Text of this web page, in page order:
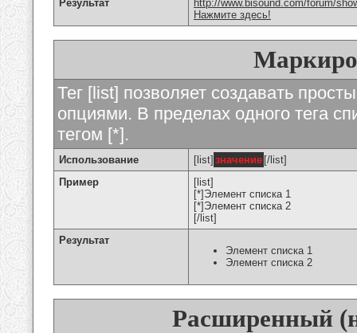
Результат
http://www.bisound.com/forum/
Нажмите здесь!
Тег [list] позволяет создавать
опциями. В пределах одного тега
тегом [*].
Использование [list] значение [/list]
Пример
[list]
[*]Элемент списка 1
[*]Элемент списка 2
[/list]
Результат
Элемент списка 1
Элемент списка 2
Расширенный